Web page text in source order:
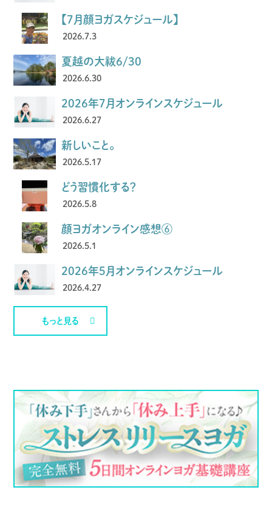
【7月顔ヨガスケジュール】
2026.7.3
夏越の大祓6/30
2026.6.30
2026年7月オンラインスケジュール
2026.6.27
新しいこと。
2026.5.17
どう習慣化する？
2026.5.8
顔ヨガオンライン感想⑥
2026.5.1
2026年5月オンラインスケジュール
2026.4.27
もっと見る